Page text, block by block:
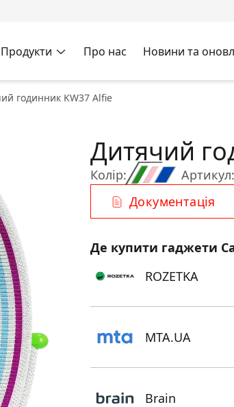
Продукти Про нас Новини та
годинник KW37 Alfie
Колір:
Дитячий
Артикул:
Документація
Де купити гаджети
ROZETKA
MTA.UA
Brain